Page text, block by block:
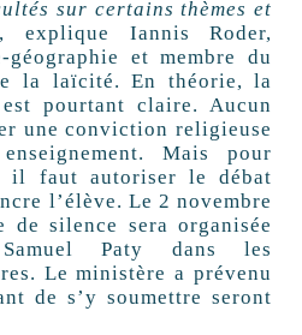
sur certains thèmes et
, explique Iannis Roder,
géographie et membre du
la laïcité. En théorie, la
pourtant claire. Aucun
une conviction religieuse
Mais pour
il faut autoriser le débat
l’élève. Le 2 novembre
de silence sera organisée
Paty dans les
Le ministère a prévenu
de s’y soumettre seront